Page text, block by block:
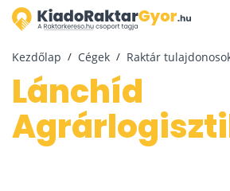
Kezdőlap Cégek Raktár
Lánchíd